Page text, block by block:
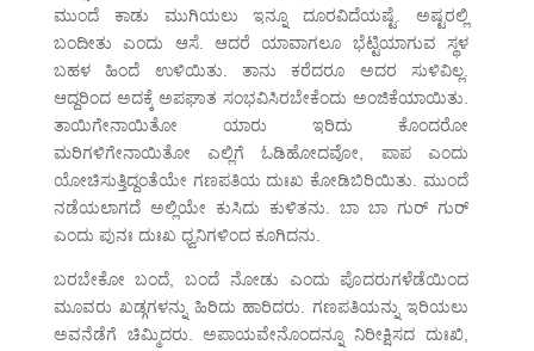
ಮುಂದೆ ಕಾಡು ಮುಗಿಯಲು ಇನ್ನೂ ದೂರವಿದೆಯಷ್ಟೆ. ಅಷ್ಟರಲ್ಲಿ
ಬಂದೀತು ಎಂದು ಆಸೆ. ಆದರೆ ಯಾವಾಗಲೂ ಭೆಟ್ಟಿಯಾಗುವ ಸ್ಥಳ
ಬಹಳ ಹಿಂದೆ ಉಳಿಯಿತು. ತಾನು ಕರೆದರೂ ಅದರ ಸುಳಿವಿಲ್ಲ.
ಆದ್ದರಿಂದ ಅದಕ್ಕೆ ಅಪಘಾತ ಸಂಭವಿಸಿರಬೇಕೆಂದು ಅಂಜಿಕೆಯಾಯಿತು.
ತಾಯಿಗೇನಾಯಿತೋ ಯಾರು ಇರಿದು ಕೊಂದರೋ
ಮರಿಗಳಿಗೇನಾಯಿತೋ ಎಲ್ಲಿಗೆ ಓಡಿಹೋದವೋ, ಪಾಪ ಎಂದು
ಯೋಚಿಸುತ್ತಿದ್ದಂತೆಯೇ ಗಣಪತಿಯ ದುಃಖ ಕೋಡಿಬಿರಿಯಿತು. ಮುಂದೆ
ನಡೆಯಲಾಗದೆ ಅಲ್ಲಿಯೇ ಕುಸಿದು ಕುಳಿತನು. ಬಾ ಬಾ ಗುರ್ ಗುರ್
ಎಂದು ಪುನಃ ದುಃಖ ಧ್ವನಿಗಳಿಂದ ಕೂಗಿದನು.
ಬರಬೇಕೋ ಬಂದೆ, ಬಂದೆ ನೋಡು ಎಂದು ಪೊದರುಗಳೆಡೆಯಿಂದ
ಮೂವರು ಖಡ್ಗಗಳನ್ನು ಹಿರಿದು ಹಾರಿದರು. ಗಣಪತಿಯನ್ನು ಇರಿಯಲು
ಅವನೆಡೆಗೆ ಚಿಮ್ಮಿದರು. ಅಪಾಯವೇನೊಂದನ್ನೂ ನಿರೀಕ್ಷಿಸದ ದುಃಖಿ,